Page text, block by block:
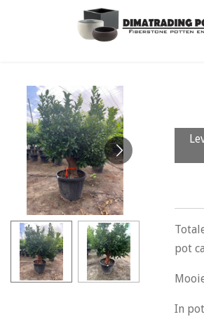
hoofdinhoud
pot
In